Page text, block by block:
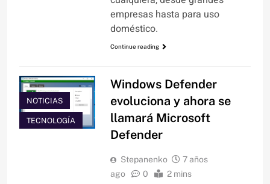
empresas hasta para uso
doméstico.
Continue reading
NOTICIAS
TECNOLOGÍA
Windows Defender
evoluciona y ahora se
llamará Microsoft
Defender
Stepanenko
7 años
ago
0 2 mins